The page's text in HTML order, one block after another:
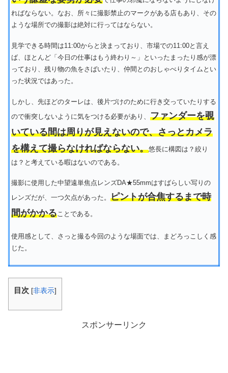
ればならない。なお、所々に撮影禁止のマークがある店もあり、その
ような場所での撮影は絶対に行ってはならない。
見学できる時間は11:00からと決まっており、市場での11:00と言え
ば、ほとんど「今日の仕事はもう終わり～」といったまったり感が漂
っており、残り物の魚をさばいたり、仲間とのおしゃべりタイムとい
った状況ではあった。
しかし、先ほどのターレは、後片づけのために行き交っていたりする
ので衝突しないように気をつける必要があり、 ファンダーを覗
いている間は周りが見えないので、さっとカメラ
を構えて撮らなければならない。悠長に構図は？絞り
は？と考えている暇はないのである。
撮影に使用した中望遠単焦点レンズDA★55mmはすばらしい写りの
レンズだが、一つ欠点があった。 ピントが合焦するまで時
間がかかることである。
使用感として、さっと撮る今回のような場面では、まどろっこしく感
じた。
目次 [非表示]
スポンサーリンク